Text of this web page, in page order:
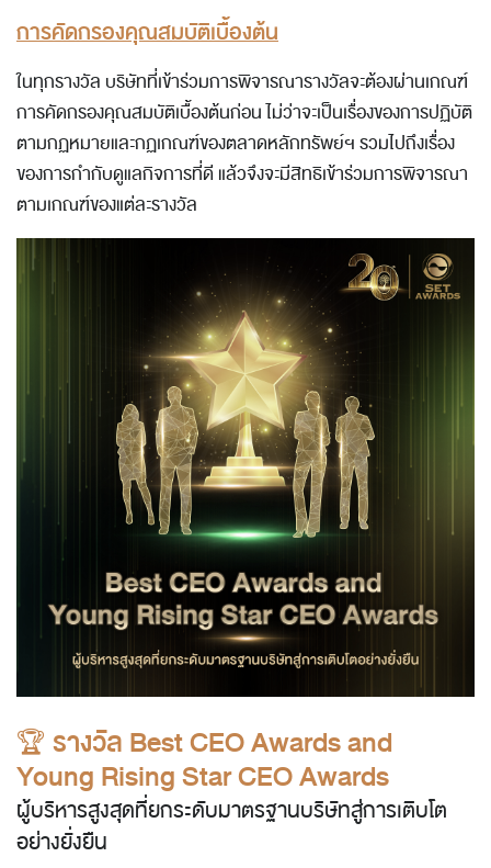
การคัดกรองคุณสมบัติเบื้องต้น
ในทุกรางวัล บริษัทที่เข้าร่วมการพิจารณารางวัลจะต้องผ่านเกณฑ์
การคัดกรองคุณสมบัติเบื้องต้นก่อน ไม่ว่าจะเป็นเรื่องของการปฏิบัติ
ตามกฏหมายและกฏเกณฑ์ของตลาดหลักทรัพย์ฯ รวมไปถึงเรื่อง
ของการกำกับดูแลกิจการที่ดี แล้วจึงจะมีสิทธิเข้าร่วมการพิจารณา
ตามเกณฑ์ของแต่ละรางวัล
🏆 รางวัล Best CEO Awards and
Young Rising Star CEO Awards
ผู้บริหารสูงสุดที่ยกระดับมาตรฐานบริษัทสู่การเติบโต
อย่างยั่งยืน